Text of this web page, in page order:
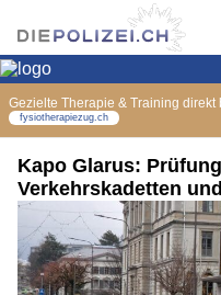
Kapo Glarus:
Verkehrskadetten